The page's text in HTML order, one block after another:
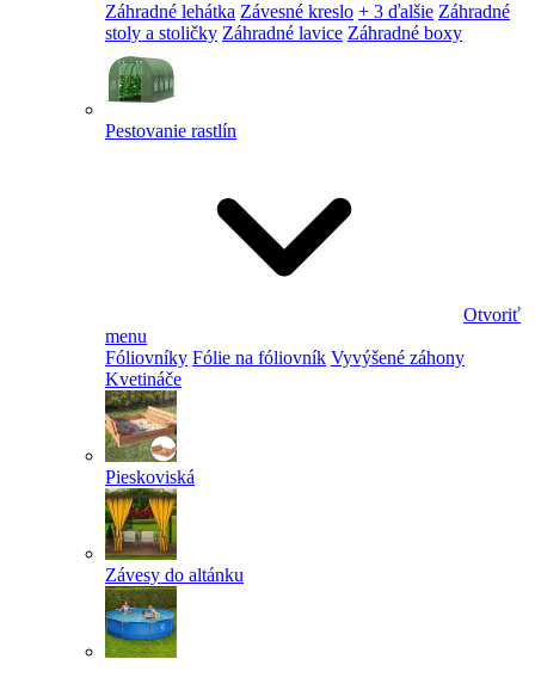
Záhradné lehátka Závesné kreslo + 3 ďalšie Záhradné
stoly a stoličky Záhradné lavice Záhradné boxy
Pestovanie rastlín
Otvoriť
menu
Fóliovníky Fólie na fóliovník Vyvýšené záhony
Kvetináče
Pieskoviská
Závesy do altánku